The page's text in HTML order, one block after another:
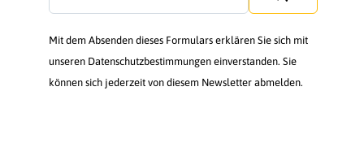
Mit dem Absenden dieses Formulars erklären Sie sich mit
unseren Datenschutzbestimmungen einverstanden. Sie
können sich jederzeit von diesem Newsletter abmelden.